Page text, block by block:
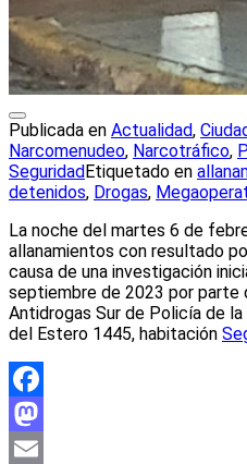
Publicada en Actualidad,
Narcomenudeo, Narcotráfico,
SeguridadEtiquetado en
detenidos, Drogas,
La noche del martes 6 de
allanamientos con resultado
causa de una investigación
septiembre de 2023 por parte
Antidrogas Sur de Policía de
del Estero 1445, habitación
Facebook
Mastodon